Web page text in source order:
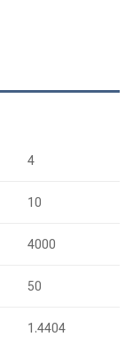
4
10
4000
50
1.4404